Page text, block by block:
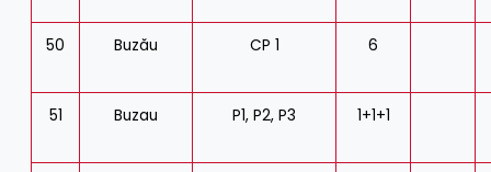
50 Buzău CP 1 6
51 Buzau P1, P2, P3 1+1+1